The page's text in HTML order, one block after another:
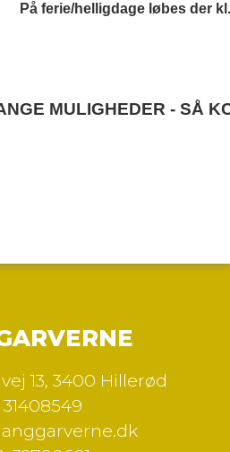
På ferie/helligdage løbes der
MULIGHEDER - SÅ
13, 3400 Hillerød
31408549